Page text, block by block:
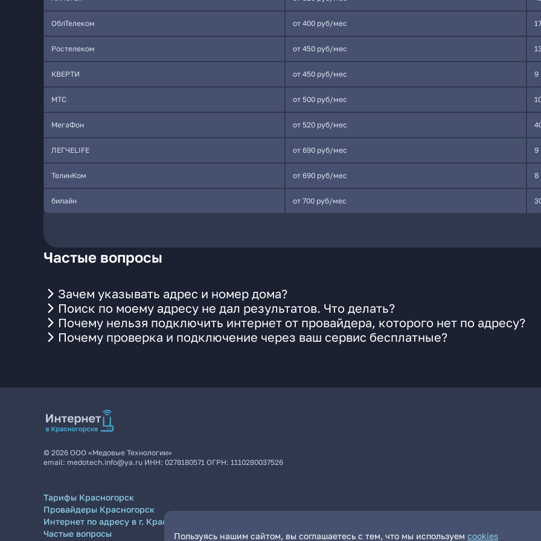
ОблТелеком от 400 руб/мес 17
Ростелеком от 450 руб/мес
КВЕРТИ от 450 руб/мес 9
МТС от 500 руб/мес
МегаФон от 520 руб/мес
ЛЕГЧЕLIFE от 690 руб/мес 9
ТелинКом от 690 руб/мес 8
билайн от 700 руб/мес
Частые вопросы
Зачем указывать адрес и номер дома?
Поиск по моему адресу не дал результатов. Что делать?
Почему нельзя подключить интернет от провайдера, которого нет по адресу?
Почему проверка и подключение через ваш сервис бесплатные?
Пользуясь нашим сайтом, вы соглашаетесь с тем, что мы используем cookies
© 2026 ООО «Медовые Технологии»
email: medotech.info@ya.ru ИНН: 0278180571 ОГРН: 1110280037526
Тарифы Красногорск
Провайдеры Красногорск
Интернет по адресу в г. Красногорск
Частые вопросы